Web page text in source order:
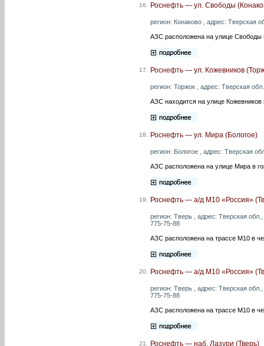
16. Роснефть — ул. Свободы
регион: Конаково , адрес: Тверская
АЗС расположена на улице Свободы
17. Роснефть — ул. Кожевников
регион: Торжок , адрес: Тверская
АЗС находится на улице Кожевников
18. Роснефть — ул. Мира (Бологое)
регион: Бологое , адрес: Тверская
АЗС расположена на улице Мира в
19. Роснефть — а/д М10 «Россия»
регион: Тверь , адрес: Тверская
775-75-88
АЗС расположена на трассе М10 в
20. Роснефть — а/д М10 «Россия»
регион: Тверь , адрес: Тверская
775-75-88
АЗС расположена на трассе М10 в
21. Роснефть — наб. Лазури (Тверь)